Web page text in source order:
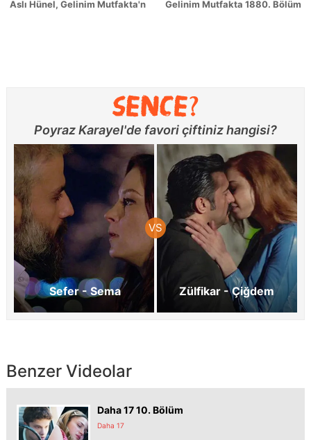
Aslı Hünel, Gelinim Mutfakta'nın 1879. Bölümünde en yüksek
Gelinim Mutfakta 1880. Bölüm
Poyraz Karayel'de favori çiftiniz hangisi?
Sefer - Sema Zülfikar - Çiğdem
Benzer Videolar
Daha 17 10. Bölüm
Daha 17